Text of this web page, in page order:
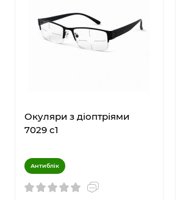
Окуляри з діоптріями
7029 c1
Антиблік